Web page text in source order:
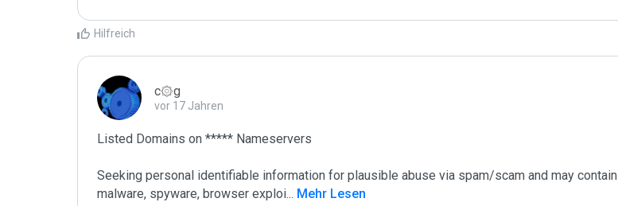
Hilfreich
c۞g
vor 17 Jahren
Listed Domains on ***** Nameservers
Seeking personal identifiable information for plausible abuse via spam/scam and may contain
malware, spyware, browser exploi... Mehr Lesen